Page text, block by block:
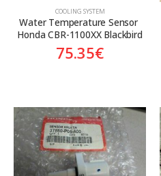
COOLING SYSTEM
Water Temperature Sensor
Honda CBR-1100XX Blackbird
75.35€